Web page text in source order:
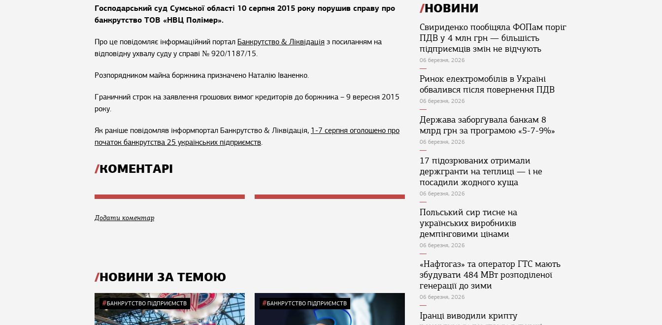
Господарський суд Сумської області 10 серпня 2015 року порушив справу про
банкрутство ТОВ «НВЦ Полімер».
Про це повідомляє інформаційний портал Банкрутство & Ліквідація з посиланням на
відповідну ухвалу суду у справі № 920/1187/15.
Розпорядником майна боржника призначено Наталію Іваненко.
Граничний строк на заявлення грошових вимог кредиторів до боржника – 9 вересня 2015
року.
Як раніше повідомляв інформпортал Банкрутство & Ліквідація, 1-7 серпня оголошено про
початок банкрутства 25 українських підприємств.
КОМЕНТАРІ
Додати коментар
НОВИНИ ЗА ТЕМОЮ
БАНКРУТСТВО ПІДПРИЄМСТВ БАНКРУТСТВО ПІДПРИЄМСТВ
НОВИНИ
Свириденко пообіцяла ФОПам поріг
ПДВ у 4 млн грн — більшість
підприємців змін не відчують
06 березня, 2026
Ринок електромобілів в Україні
обвалився після повернення ПДВ
06 березня, 2026
Держава заборгувала банкам 8
млрд грн за програмою «5-7-9%»
06 березня, 2026
17 підозрюваних отримали
держгранти на теплиці — і не
посадили жодного куща
06 березня, 2026
Польський сир тисне на
українських виробників
демпінговими цінами
06 березня, 2026
«Нафтогаз» та оператор ГТС мають
збудувати 484 МВт розподіленої
генерації до зими
06 березня, 2026
Іранці виводили крипту